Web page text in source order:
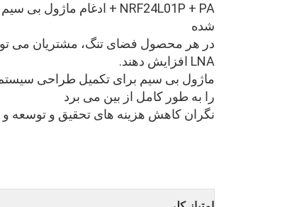
شده
LNA افزایش دهند.
را به طور کامل از بین می برد
نگران کاهش هزینه های تحقیق و توسعه